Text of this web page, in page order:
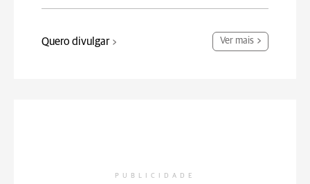
Quero divulgar Ver mais
PUBLICIDADE